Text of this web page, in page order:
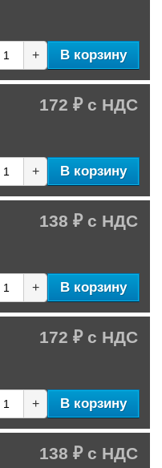
+ В корзину
172 ₽
+ В корзину
138 ₽
+ В корзину
172 ₽
+ В корзину
138 ₽